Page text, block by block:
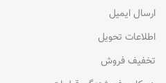
ارسال ایمیل
اطلاعات تحویل
تخفیف فروش